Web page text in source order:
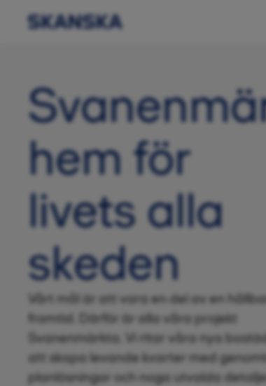
hem för
livets alla
skeden
Vårt mål är att vara en del av en
framtid. Därför är alla våra projekt
Svanenmärkta. Vi ritar våra nya
att skapa levande kvarter med
planlösningar och noga utvalda